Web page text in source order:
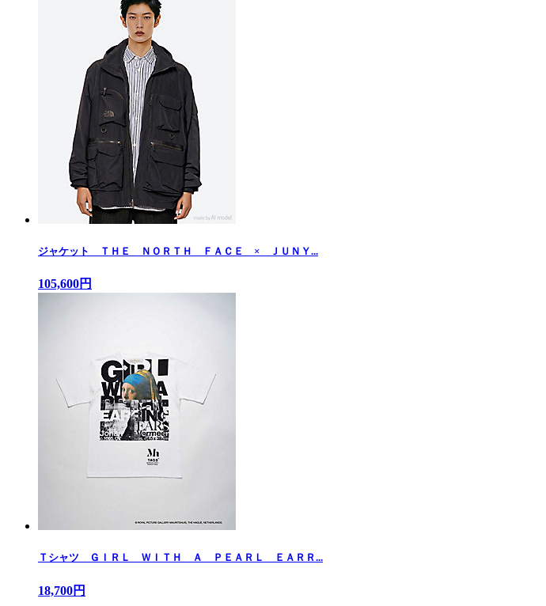
ジャケット ＴＨＥ ＮＯＲＴＨ ＦＡＣＥ × ＪＵＮＹ...
105,600円
Ｔシャツ ＧＩＲＬ ＷＩＴＨ Ａ ＰＥＡＲＬ ＥＡＲＲ...
18,700円